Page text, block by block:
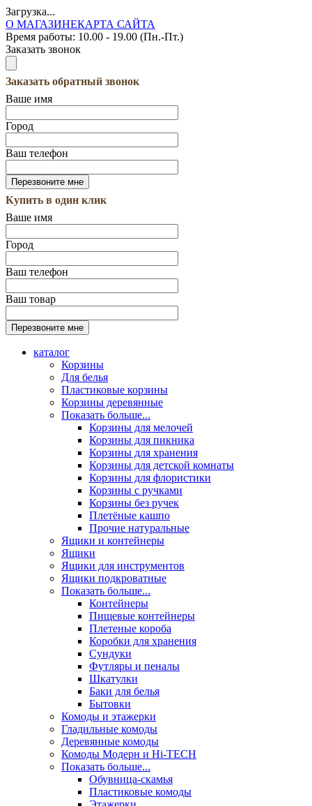
Загрузка...
О МАГАЗИНЕКАРТА САЙТА
Время работы: 10.00 - 19.00 (Пн.-Пт.)
Заказать звонок
Заказать обратный звонок
Ваше имя
Город
Ваш телефон
Купить в один клик
Ваше имя
Город
Ваш телефон
Ваш товар
каталог
Корзины
Для белья
Пластиковые корзины
Корзины деревянные
Показать больше...
Корзины для мелочей
Корзины для пикника
Корзины для хранения
Корзины для детской комнаты
Корзины для флористики
Корзины с ручками
Корзины без ручек
Плетёные кашпо
Прочие натуральные
Ящики и контейнеры
Ящики
Ящики для инструментов
Ящики подкроватные
Показать больше...
Контейнеры
Пищевые контейнеры
Плетеные короба
Коробки для хранения
Сундуки
Футляры и пеналы
Шкатулки
Баки для белья
Бытовки
Комоды и этажерки
Гладильные комоды
Деревянные комоды
Комоды Модерн и Hi-TECH
Показать больше...
Обувница-скамья
Пластиковые комоды